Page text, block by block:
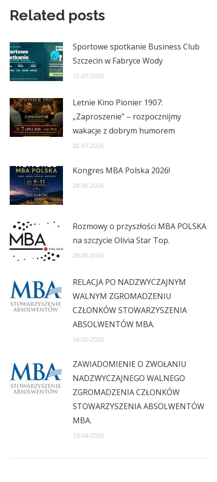
Related posts
Sportowe spotkanie Business Club
Szczecin w Fabryce Wody
12-07-2026
Letnie Kino Pionier 1907:
„Zaproszenie” – rozpocznijmy
wakacje z dobrym humorem
02-07-2026
Kongres MBA Polska 2026!
28-05-2026
Rozmowy o przyszłości MBA POLSKA
na szczycie Olivia Star Top.
28-05-2026
RELACJA PO NADZWYCZAJNYM
WALNYM ZGROMADZENIU
CZŁONKÓW STOWARZYSZENIA
ABSOLWENTÓW MBA.
06-05-2026
ZAWIADOMIENIE O ZWOŁANIU
NADZWYCZAJNEGO WALNEGO
ZGROMADZENIA CZŁONKÓW
STOWARZYSZENIA ABSOLWENTÓW
MBA.
10-04-2026